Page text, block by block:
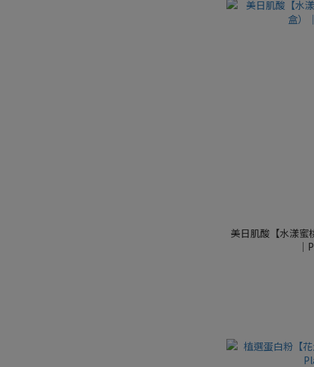
美日肌酸【水漾蜜